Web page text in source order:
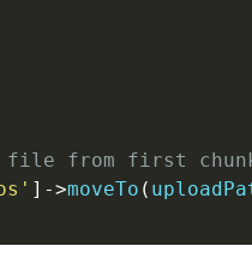
file from first
] ->moveTo (